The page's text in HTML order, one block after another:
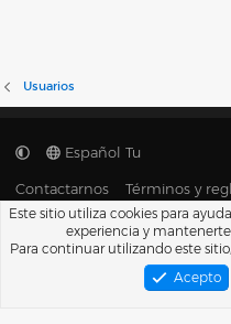
Usuarios
Español Tu
Contactarnos Términos y
Ayuda
Portal
R
S
S
Community platform by XenForo® ©
XenFacil.com. © 2010-
Este sitio utiliza cookies para
experiencia y
Para continuar utilizando este
Acepto